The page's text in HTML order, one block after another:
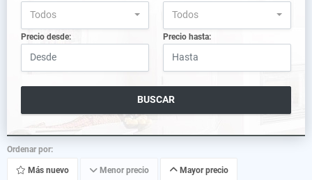
Todos Todos
Precio desde: Precio hasta:
BUSCAR
Ordenar por:
Más nuevo Menor precio Mayor precio